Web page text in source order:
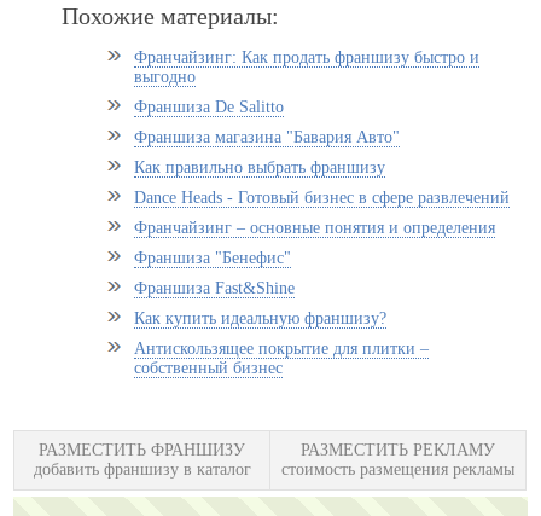
Похожие материалы:
Франчайзинг: Как продать франшизу быстро и
выгодно
Франшиза De Salitto
Франшиза магазина "Бавария Авто"
Как правильно выбрать франшизу
Dance Heads - Готовый бизнес в сфере развлечений
Франчайзинг – основные понятия и определения
Франшиза "Бенефис"
Франшиза Fast&Shine
Как купить идеальную франшизу?
Антискользящее покрытие для плитки –
собственный бизнес
РАЗМЕСТИТЬ ФРАНШИЗУ
добавить франшизу в каталог
РАЗМЕСТИТЬ РЕКЛАМУ
стоимость размещения рекламы